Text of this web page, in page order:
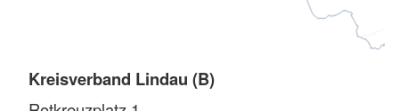
Kreisverband Lindau (B)